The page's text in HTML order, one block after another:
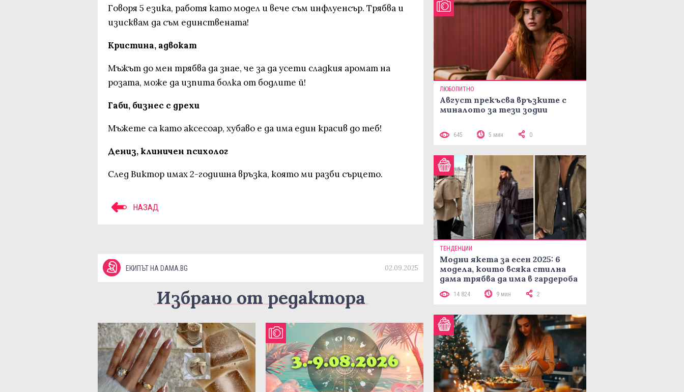
Говоря 5 езика, работя като модел и вече съм инфлуенсър. Трябва и
изисквам да съм единствената!
Кристина, адвокат
Мъжът до мен трябва да знае, че за да усети сладкия аромат на
розата, може да изпита болка от бодлите й!
Габи, бизнес с дрехи
Мъжете са като аксесоар, хубаво е да има един красив до теб!
Дениз, клиничен психолог
След Виктор имах 2-годишна връзка, която ми разби сърцето.
НАЗАД
ЕКИПЪТ НА DAMA.BG 02.09.2025
Избрано от редактора
ЛЮБОПИТНО
Август прекъсва връзките с
миналото за тези зодии
645 5 мин 0
ТЕНДЕНЦИИ
Модни якета за есен 2025: 6
модела, които всяка стилна
дама трябва да има в гардероба
14 824 9 мин 2